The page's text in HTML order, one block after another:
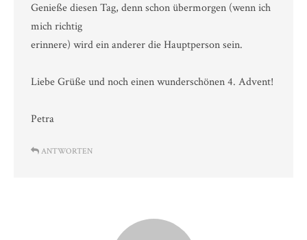
Genieße diesen Tag, denn schon übermorgen (wenn ich
mich richtig
erinnere) wird ein anderer die Hauptperson sein.
Liebe Grüße und noch einen wunderschönen 4. Advent!
Petra
ANTWORTEN